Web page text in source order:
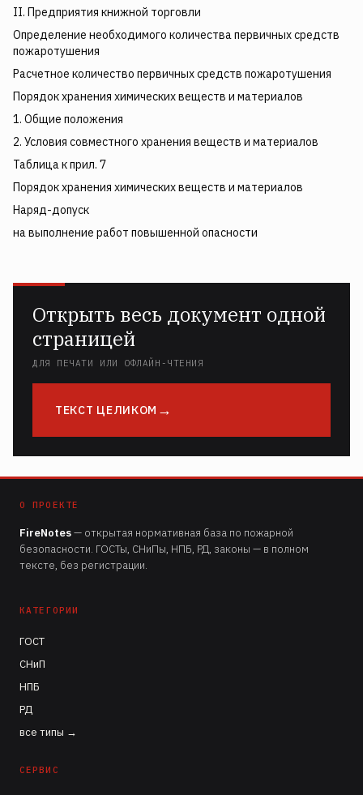
II. Предприятия книжной торговли
Определение необходимого количества первичных средств
пожаротушения
Расчетное количество первичных средств пожаротушения
Порядок хранения химических веществ и материалов
1. Общие положения
2. Условия совместного хранения веществ и материалов
Таблица к прил. 7
Порядок хранения химических веществ и материалов
Наряд-допуск
на выполнение работ повышенной опасности
Открыть весь документ одной
страницей
ДЛЯ ПЕЧАТИ ИЛИ ОФЛАЙН-ЧТЕНИЯ
ТЕКСТ ЦЕЛИКОМ
О ПРОЕКТЕ
FireNotes— открытая нормативная база по пожарной
безопасности. ГОСТы, СНиПы, НПБ, РД, законы — в полном
тексте, без регистрации.
КАТЕГОРИИ
ГОСТ
СНиП
НПБ
РД
все типы →
СЕРВИС